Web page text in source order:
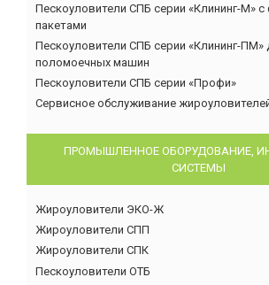
Пескоуловители СПБ серии «Клининг-М» с
пакетами
Пескоуловители СПБ серии «Клининг-ПМ»
поломоечных машин
Пескоуловители СПБ серии «Профи»
Сервисное обслуживание
ПРОМЫШЛЕННОЕ ОБОРУДОВАНИЕ,
СИСТЕМЫ
Жироуловители ЭКО-Ж
Жироуловители СПП
Жироуловители СПК
Пескоуловители ОТБ